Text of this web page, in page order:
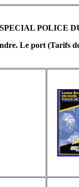
POLICE
Le port (Tarifs